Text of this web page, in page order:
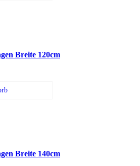
Breite 120cm
Breite 140cm